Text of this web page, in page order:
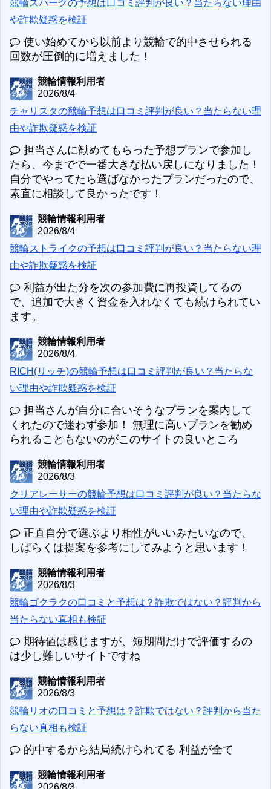
競輪スパークの予想は口コミ評判が良い？当たらない理由
や詐欺疑惑を検証
使い始めてから以前より競輪で的中させられる
回数が圧倒的に増えました！
競輪情報利用者
2026/8/4
チャリスタの競輪予想は口コミ評判が良い？当たらない理
由や詐欺疑惑を検証
担当さんに勧めてもらった予想プランで参加し
たら、今までで一番大きな払い戻しになりました！
自分でやってたら選ばなかったプランだったので、
素直に相談して良かったです！
競輪情報利用者
2026/8/4
競輪ストライクの予想は口コミ評判が良い？当たらない理
由や詐欺疑惑を検証
利益が出た分を次の参加費に再投資してるの
で、追加で大きく資金を入れなくても続けられてい
ます。
競輪情報利用者
2026/8/4
RICH(リッチ)の競輪予想は口コミ評判が良い？当たらな
い理由や詐欺疑惑を検証
担当さんが自分に合いそうなプランを案内して
くれたので迷わず参加！ 無理に高いプランを勧め
られることもないのがこのサイトの良いところ
競輪情報利用者
2026/8/3
クリアレーサーの競輪予想は口コミ評判が良い？当たらな
い理由や詐欺疑惑を検証
正直自分で選ぶより相性がいいみたいなので、
しばらくは提案を参考にしてみようと思います！
競輪情報利用者
2026/8/3
競輪ゴクラクの口コミと予想は？詐欺ではない？評判から
当たらない真相も検証
期待値は感じますが、短期間だけで評価するの
は少し難しいサイトですね
競輪情報利用者
2026/8/3
競輪リオの口コミと予想は？詐欺ではない？評判から当た
らない真相も検証
的中するから結局続けられてる 利益が全て
競輪情報利用者
2026/8/3